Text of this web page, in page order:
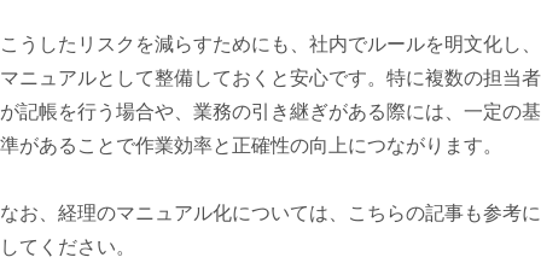
こうしたリスクを減らすためにも、社内でルールを明文化し、
マニュアルとして整備しておくと安心です。特に複数の担当者
が記帳を行う場合や、業務の引き継ぎがある際には、一定の基
準があることで作業効率と正確性の向上につながります。
なお、経理のマニュアル化については、こちらの記事も参考に
してください。